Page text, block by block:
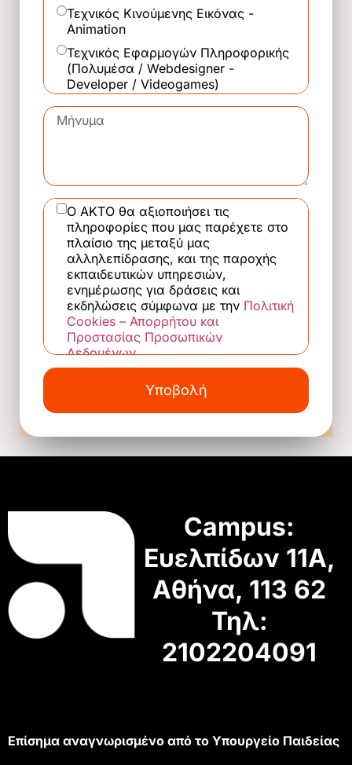
Τεχνικός Κινούμενης Εικόνας -
Animation
Τεχνικός Εφαρμογών Πληροφορικής
(Πολυμέσα / Webdesigner -
Developer / Videogames)
Τέχνη της Φωτογραφίας
Εσωτερική Αρχιτεκτονική, Διακόσμηση
Υποδήματος -Σχεδιαστής Μόδας
Στέλεχος Διοίκησης και Οικονομίας
Στέλεχος Διοίκησης & Οικονομίας
στον τομέα της Ναυτιλίας
Στέλεχος Εμπορίας, Διαφήμισης και
Προώθησης Προϊόντων (Marketing)
Στέλεχος Μηχανογραφημένου
Λογιστηρίου - Φοροτεχνικού
γραφείου
Τεχνικός λογισμικού Η/Υ
Βοηθός Παιδαγωγών Πρώιμης
Ο ΑΚΤΟ θα αξιοποιήσει τις
πληροφορίες που μας παρέχετε στο
πλαίσιο της μεταξύ μας
αλληλεπίδρασης, και της παροχής
εκπαιδευτικών υπηρεσιών,
ενημέρωσης για δράσεις και
εκδηλώσεις σύμφωνα με την Πολιτική
Cookies – Απορρήτου και
Προστασίας Προσωπικών
Δεδομένων.
Υποβολή
Campus:
Ευελπίδων 11Α,
Αθήνα, 113 62
Τηλ:
2102204091
Επίσημα αναγνωρισμένο από το Υπουργείο Παιδείας